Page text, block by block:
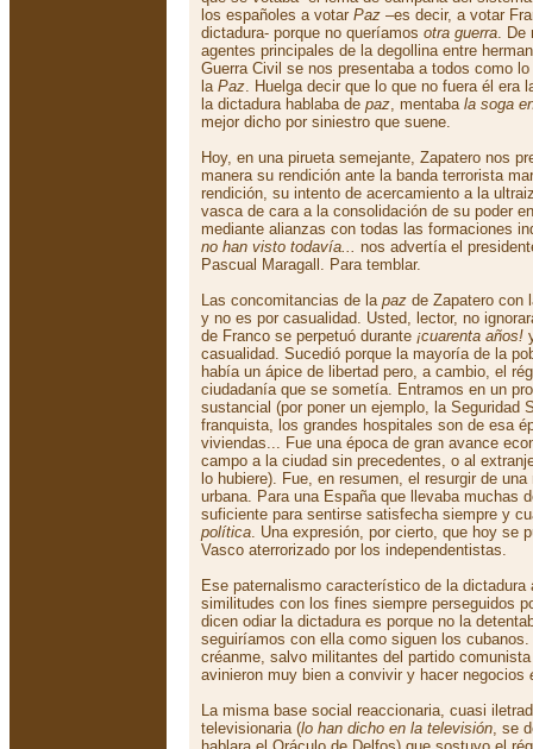
los españoles a votar Paz –es decir, a votar
dictadura- porque no queríamos otra guerra. De
agentes principales de la degollina entre
Guerra Civil se nos presentaba a todos como
la Paz. Huelga decir que lo que no fuera él era
la dictadura hablaba de paz, mentaba la soga
mejor dicho por siniestro que suene.
Hoy, en una pirueta semejante, Zapatero nos
manera su rendición ante la banda terrorista
rendición, su intento de acercamiento a la
vasca de cara a la consolidación de su poder
mediante alianzas con todas las formaciones
no han visto todavía... nos advertía el
Pascual Maragall. Para temblar.
Las concomitancias de la paz de Zapatero con
y no es por casualidad. Usted, lector, no
de Franco se perpetuó durante ¡cuarenta años!
casualidad. Sucedió porque la mayoría de la
había un ápice de libertad pero, a cambio, el
ciudadanía que se sometía. Entramos en un
sustancial (por poner un ejemplo, la Seguridad
franquista, los grandes hospitales son de esa
viviendas... Fue una época de gran avance
campo a la ciudad sin precedentes, o al
lo hubiere). Fue, en resumen, el resurgir de
urbana. Para una España que llevaba muchas
suficiente para sentirse satisfecha siempre y
política. Una expresión, por cierto, que hoy se
Vasco aterrorizado por los independentistas.
Ese paternalismo característico de la
similitudes con los fines siempre perseguidos
dicen odiar la dictadura es porque no la
seguiríamos con ella como siguen los
créanme, salvo militantes del partido
avinieron muy bien a convivir y hacer negocios
La misma base social reaccionaria, cuasi
televisionaria (lo han dicho en la televisión, se